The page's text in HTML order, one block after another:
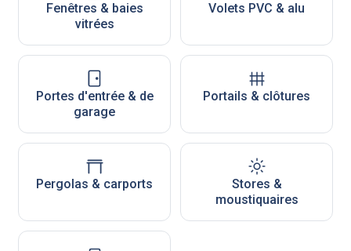
Fenêtres & baies
vitrées
Volets PVC & alu
Portes d'entrée & de
garage
Portails & clôtures
Pergolas & carports
Stores &
moustiquaires